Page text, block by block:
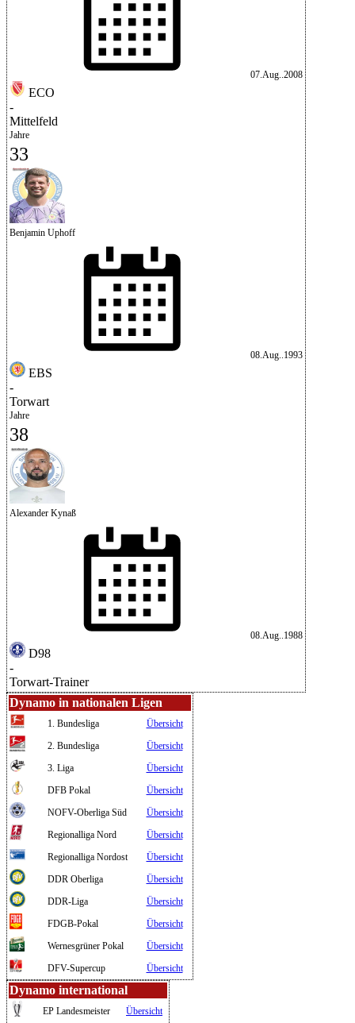
07.Aug..2008
ECO
-
Mittelfeld
Jahre
33
Benjamin Uphoff
08.Aug..1993
EBS
-
Torwart
Jahre
38
Alexander Kynaß
08.Aug..1988
D98
-
Torwart-Trainer
Dynamo in nationalen Ligen
1. Bundesliga
Übersicht
2. Bundesliga
Übersicht
3. Liga
Übersicht
DFB Pokal
Übersicht
NOFV-Oberliga Süd
Übersicht
Regionalliga Nord
Übersicht
Regionalliga Nordost
Übersicht
DDR Oberliga
Übersicht
DDR-Liga
Übersicht
FDGB-Pokal
Übersicht
Wernesgrüner Pokal
Übersicht
DFV-Supercup
Übersicht
Dynamo international
EP Landesmeister Übersicht